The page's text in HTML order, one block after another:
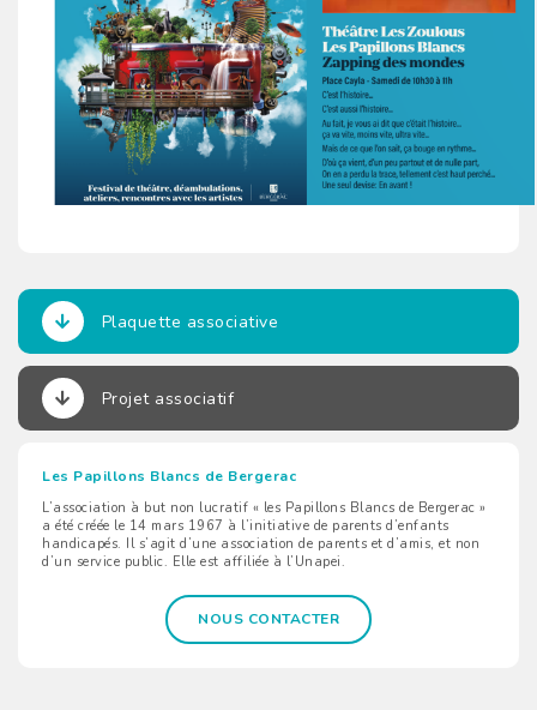
Plaquette associative
Projet associatif
Les Papillons Blancs de Bergerac
L’association à but non lucratif « les Papillons Blancs de Bergerac »
a été créée le 14 mars 1967 à l’initiative de parents d’enfants
handicapés. Il s’agit d’une association de parents et d’amis, et non
d’un service public. Elle est affiliée à l’Unapei.
NOUS CONTACTER